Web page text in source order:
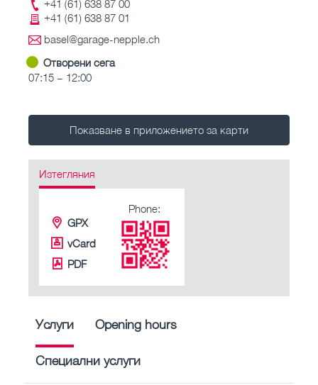
+41 (61) 638 87 00
+41 (61) 638 87 01
basel@garage-nepple.ch
Отворени сега
07:15 – 12:00
Показване в приложението за карти
Изтегляния
GPX
vCard
PDF
Phone:
Услуги Opening hours
Специални услуги